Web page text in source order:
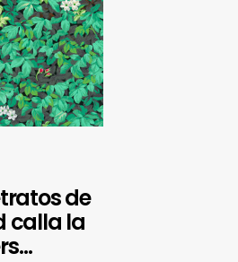
de
calla la